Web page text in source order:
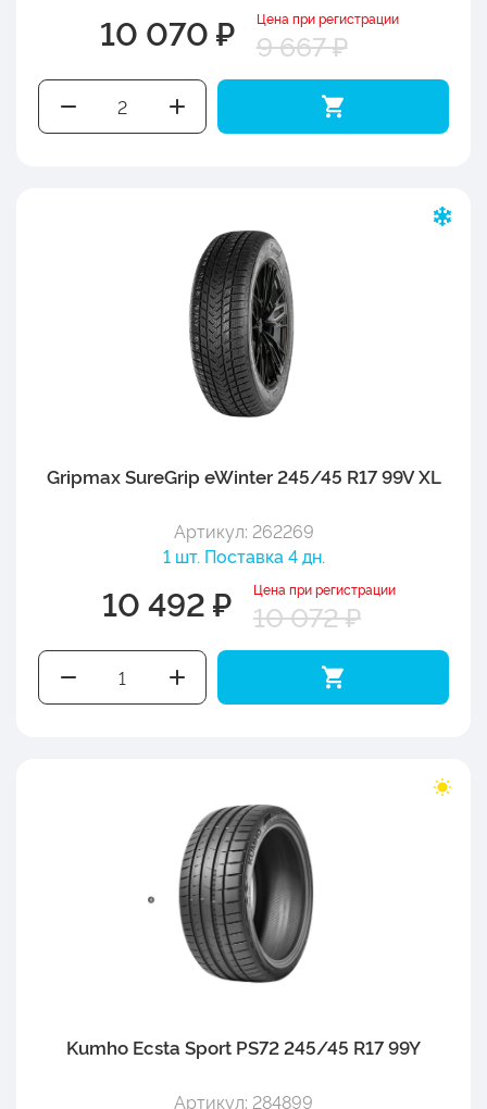
10 070 ₽ Цена при регистрации
9 667 ₽
Gripmax SureGrip eWinter 245/45 R17 99V XL
Артикул: 262269
1 шт. Поставка 4 дн.
10 492 ₽ Цена при регистрации
10 072 ₽
Kumho Ecsta Sport PS72 245/45 R17 99Y
Артикул: 284899